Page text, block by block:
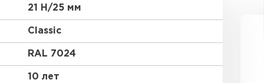
21 Н/25 мм
Classic
RAL 7024
10 лет